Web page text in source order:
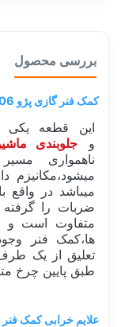
بررسی محصول
کمک فنر گازی پژو 206 تیپ 2 - 5 ایساکو
این قطعه یکی
و جلوبندی
ناهمواری
میباشد در واقع
ضربات را
متفاوت است و
ها،کمک فنر
تعلیق از یک
طبق پایین چرخ
علایم خرابی کمک فنر پژو 206 تیپ